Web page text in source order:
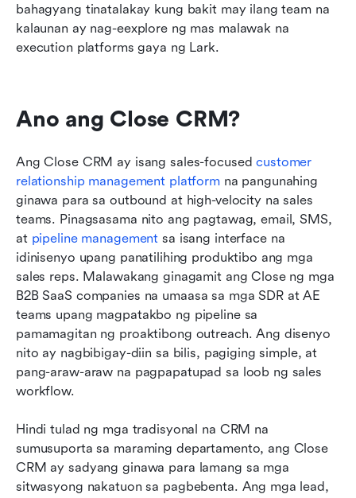
bahagyang tinatalakay kung bakit may ilang team na
kalaunan ay nag-eexplore ng mas malawak na
execution platforms gaya ng Lark.
Ano ang Close CRM?
Ang Close CRM ay isang sales-focused customer
relationship management platform na pangunahing
ginawa para sa outbound at high-velocity na sales
teams. Pinagsasama nito ang pagtawag, email, SMS,
at pipeline management sa isang interface na
idinisenyo upang panatilihing produktibo ang mga
sales reps. Malawakang ginagamit ang Close ng mga
B2B SaaS companies na umaasa sa mga SDR at AE
teams upang magpatakbo ng pipeline sa
pamamagitan ng proaktibong outreach. Ang disenyo
nito ay nagbibigay-diin sa bilis, pagiging simple, at
pang-araw-araw na pagpapatupad sa loob ng sales
workflow.
Hindi tulad ng mga tradisyonal na CRM na
sumusuporta sa maraming departamento, ang Close
CRM ay sadyang ginawa para lamang sa mga
sitwasyong nakatuon sa pagbebenta. Ang mga lead,